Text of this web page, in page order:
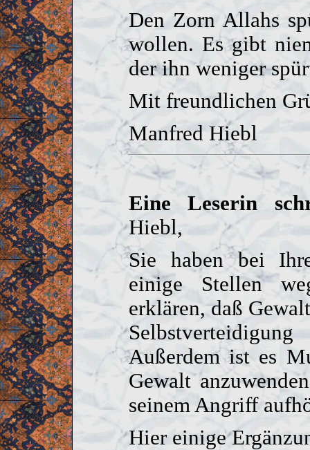
Den Zorn Allahs
wollen. Es gibt
der ihn weniger
Mit freundlichen
Manfred Hiebl
Eine Leserin
Hiebl,
Sie haben bei
einige Stellen
erklären, daß
Außerdem ist es
Gewalt
seinem Angriff
Hier einige